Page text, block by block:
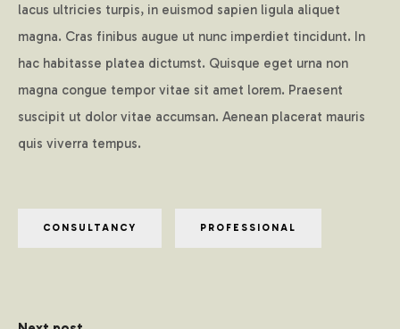
lacus ultricies turpis, in euismod sapien ligula aliquet
magna. Cras finibus augue ut nunc imperdiet tincidunt. In
hac habitasse platea dictumst. Quisque eget urna non
magna congue tempor vitae sit amet lorem. Praesent
suscipit ut dolor vitae accumsan. Aenean placerat mauris
quis viverra tempus.
CONSULTANCY PROFESSIONAL